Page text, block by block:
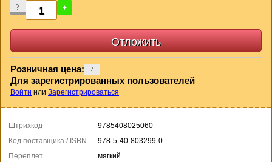
- +
Розничная цена:
Для зарегистрированных пользователей
Войти или Зарегистрироваться
Штрихкод
9785408025060
Код поставщика / ISBN
978-5-40-803299-0
Переплет
мягкий